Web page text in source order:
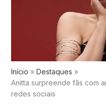
Início
Destaques
Anitta surpreende fãs com
redes sociais